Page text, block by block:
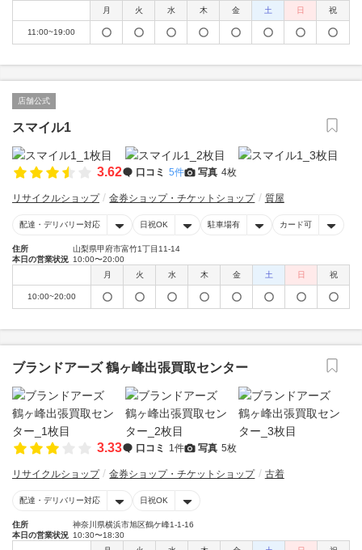
月 火 水 木 金 土 日 祝
11:00~19:00
店舗公式
スマイル1
3.62 口コミ 5件 写真 4枚
リサイクルショップ 金券ショップ・チケットショップ 質屋
配達・デリバリー対応 日祝OK 駐車場有 カード可
住所
山梨県甲府市富竹1丁目11-14
本日の営業状況 10:00〜20:00
月
火 水 木 金 土 日 祝
10:00~20:00
ブランドアーズ 鶴ヶ峰出張買取センター
3.33 口コミ 1件 写真 5枚
リサイクルショップ 金券ショップ・チケットショップ 古着
配達・デリバリー対応 日祝OK
住所
神奈川県横浜市旭区鶴ケ峰1-1-16
本日の営業状況 10:30〜18:30